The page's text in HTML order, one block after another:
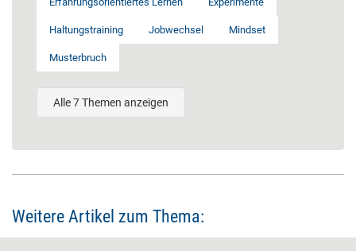
Haltungstraining Jobwechsel Mindset
Musterbruch
Alle 7 Themen anzeigen
Weitere Artikel zum Thema: